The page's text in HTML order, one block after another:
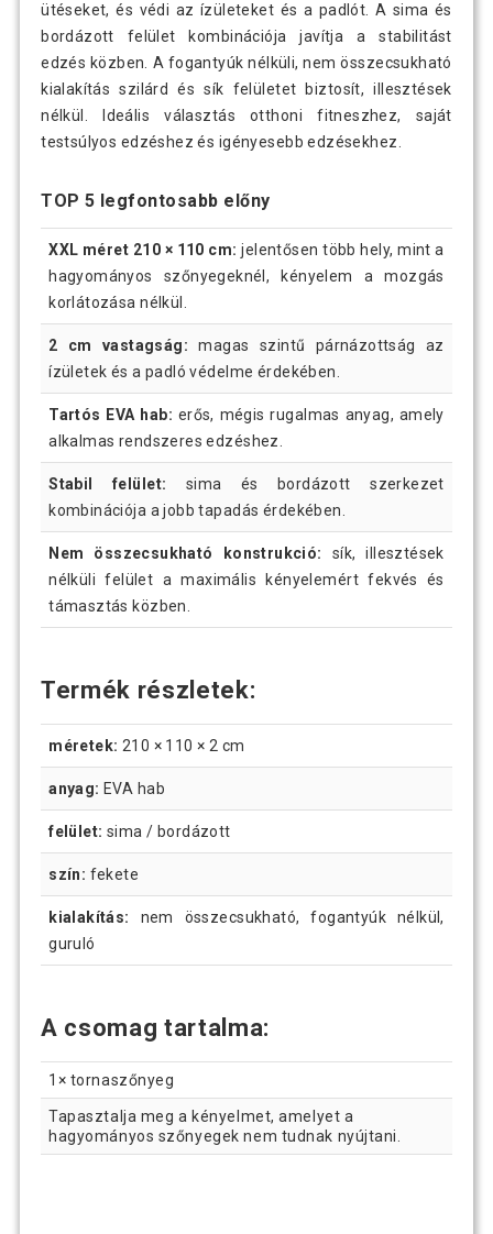
ütéseket, és védi az ízületeket és a padlót. A sima és
bordázott felület kombinációja javítja a stabilitást
edzés közben. A fogantyúk nélküli, nem összecsukható
kialakítás szilárd és sík felületet biztosít, illesztések
nélkül. Ideális választás otthoni fitneszhez, saját
testsúlyos edzéshez és igényesebb edzésekhez.
TOP 5 legfontosabb előny
XXL méret 210 × 110 cm: jelentősen több hely, mint a
hagyományos szőnyegeknél, kényelem a mozgás
korlátozása nélkül.
2 cm vastagság: magas szintű párnázottság az
ízületek és a padló védelme érdekében.
Tartós EVA hab: erős, mégis rugalmas anyag, amely
alkalmas rendszeres edzéshez.
Stabil felület: sima és bordázott szerkezet
kombinációja a jobb tapadás érdekében.
Nem összecsukható konstrukció:
sík, illesztések
nélküli felület a maximális kényelemért fekvés és
támasztás közben.
Termék részletek:
méretek: 210 × 110 × 2 cm
anyag: EVA hab
felület: sima / bordázott
szín: fekete
kialakítás:
nem összecsukható, fogantyúk nélkül,
guruló
A csomag tartalma:
1× tornaszőnyeg
Tapasztalja meg a kényelmet, amelyet a
hagyományos szőnyegek nem tudnak nyújtani.